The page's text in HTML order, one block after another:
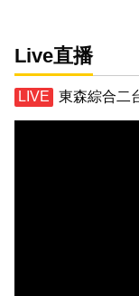
Live直播
東森綜合二